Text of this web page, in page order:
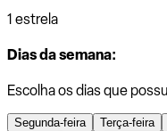
1 estrela
Dias da semana:
Escolha os dias que
Segunda-feira Terça-feira